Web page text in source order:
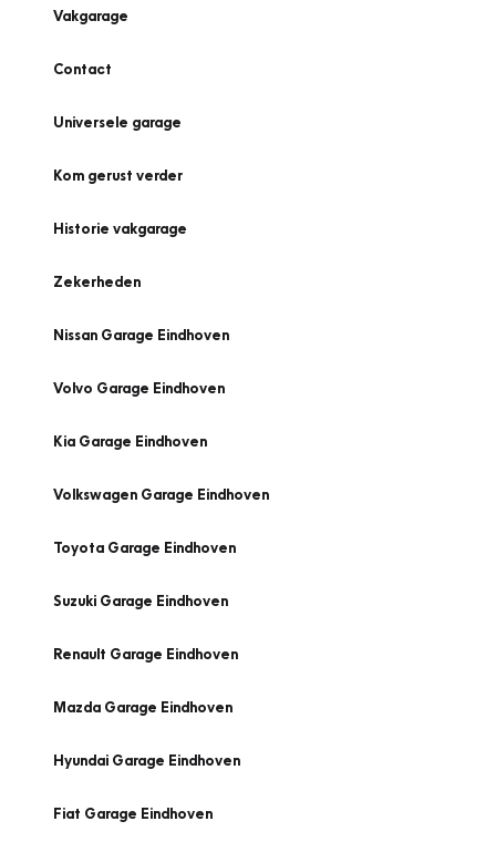
Vakgarage
Contact
Universele garage
Kom gerust verder
Historie vakgarage
Zekerheden
Nissan Garage Eindhoven
Volvo Garage Eindhoven
Kia Garage Eindhoven
Volkswagen Garage Eindhoven
Toyota Garage Eindhoven
Suzuki Garage Eindhoven
Renault Garage Eindhoven
Mazda Garage Eindhoven
Hyundai Garage Eindhoven
Fiat Garage Eindhoven